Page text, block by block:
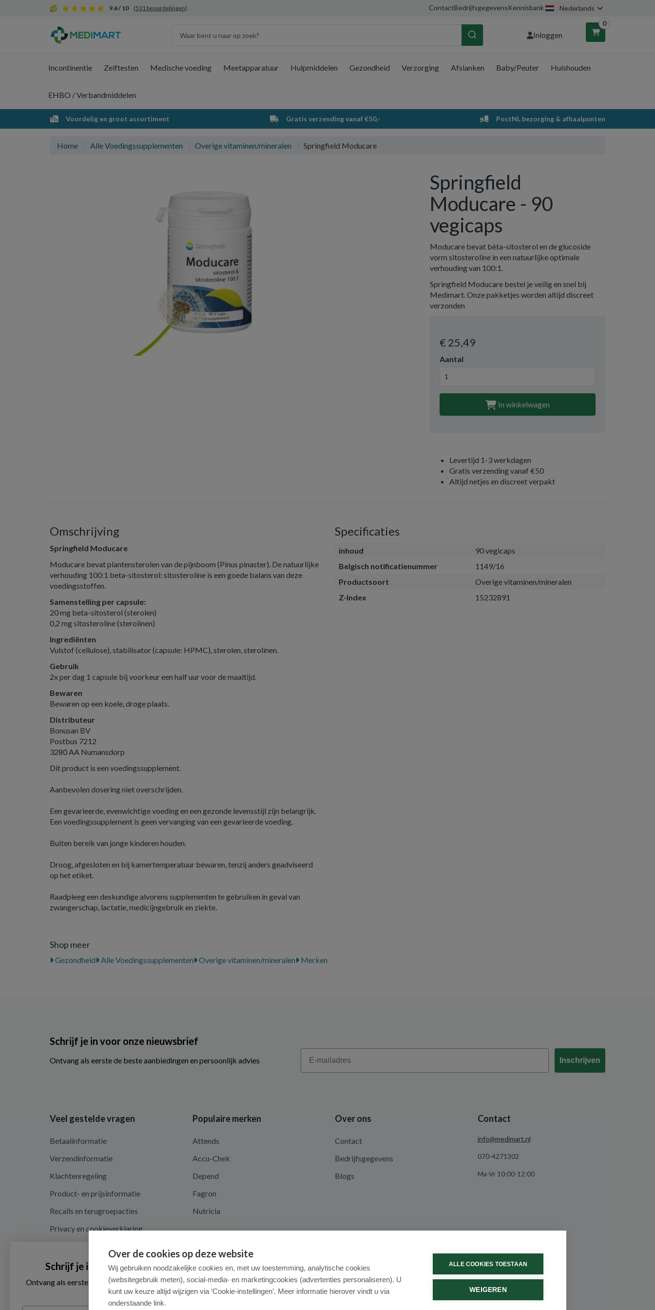
9.6 / 10 (531 beoordelingen) ContactBedrijfsgegevensKennisbank Nederlands
Inloggen
0
Winkelwagen
Uw winkelwagen is leeg.
Vul hem met producten.
Incontinentie Zelftesten Medische voeding Meetapparatuur Hulpmiddelen Gezondheid Verzorging Afslanken Baby/Peuter Huishouden
EHBO / Verbandmiddelen
Voordelig en groot assortiment Gratis verzending vanaf €50,- PostNL bezorging & afhaalpunten
Home Alle Voedingssupplementen Overige vitaminen/mineralen Springfield Moducare
Springfield
Moducare - 90
vegicaps
Moducare bevat bèta-sitosterol en de glucoside
vorm sitosteroline in een natuurlijke optimale
verhouding van 100:1.
Springfield Moducare bestel je veilig en snel bij
Medimart. Onze pakketjes worden altijd discreet
verzonden
€ 25,49
Aantal
In winkelwagen
Levertijd 1-3 werkdagen
Gratis verzending vanaf €50
Altijd netjes en discreet verpakt
Omschrijving
Springfield Moducare
Moducare bevat plantensterolen van de pijnboom (Pinus pinaster). De natuurlijke
verhouding 100:1 beta-sitosterol: sitosteroline is een goede balans van deze
voedingsstoffen.
Samenstelling per capsule:
20 mg beta-sitosterol (sterolen)
0,2 mg sitosteroline (sterolinen)
Ingrediënten
Vulstof (cellulose), stabilisator (capsule: HPMC), sterolen, sterolinen.
Gebruik
2x per dag 1 capsule bij voorkeur een half uur voor de maaltijd.
Bewaren
Bewaren op een koele, droge plaats.
Distributeur
Bonusan BV
Postbus 7212
3280 AA Numansdorp
Dit product is een voedingssupplement.
Aanbevolen dosering niet overschrijden.
Een gevarieerde, evenwichtige voeding en een gezonde levensstijl zijn belangrijk.
Een voedingssupplement is geen vervanging van een gevarieerde voeding.
Buiten bereik van jonge kinderen houden.
Droog, afgesloten en bij kamertemperatuur bewaren, tenzij anders geadviseerd
op het etiket.
Raadpleeg een deskundige alvorens supplementen te gebruiken in geval van
zwangerschap, lactatie, medicijngebruik en ziekte.
Specificaties
inhoud
90 vegicaps
Belgisch notificatienummer
1149/16
Productsoort
Overige vitaminen/mineralen
Z-Index
15232891
Shop meer
Gezondheid Alle Voedingssupplementen Overige vitaminen/mineralen Merken
Schrijf je in voor onze nieuwsbrief
Ontvang als eerste de beste aanbiedingen en persoonlijk advies
Email
Inschrijven
Veel gestelde vragen
Betaalinformatie
Verzendinformatie
Klachtenregeling
Product- en prijsinformatie
Recalls en terugroepacties
Privacy en cookieverklaring
Algemene voorwaarden
Herroepingsrecht en retouren
Populaire merken
Attends
Accu-Chek
Depend
Fagron
Nutricia
Over ons
Contact
Bedrijfsgegevens
Blogs
Contact
info@medimart.nl
070-4271302
Ma-Vr 10:00-12:00
Over de cookies op deze website
Wij gebruiken noodzakelijke cookies en, met uw toestemming, analytische cookies
(websitegebruik meten), social-media- en marketingcookies (advertenties personaliseren). U
kunt uw keuze altijd wijzigen via ‘Cookie-instellingen’. Meer informatie hierover vindt u via
onderstaande link.
ALLE COOKIES TOESTAAN
WEIGEREN
Schrijf je in voor onze nieuwsbrief
Ontvang als eerste de beste aanbiedingen en persoonlijk
advies